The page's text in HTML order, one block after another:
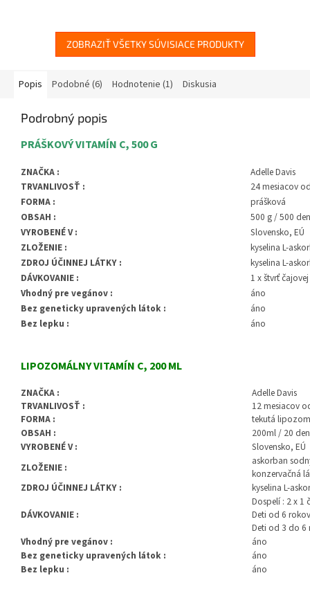
ZOBRAZIŤ VŠETKY SÚVISIACE PRODUKTY
Popis Podobné (6) Hodnotenie (1) Diskusia
Podrobný popis
PRÁŠKOVÝ VITAMÍN C, 500 G
ZNAČKA :
Adelle Davis
TRVANLIVOSŤ :
24 mesiacov
FORMA :
prášková
OBSAH :
500 g / 500
VYROBENÉ V :
Slovensko, EÚ
ZLOŽENIE :
kyselina L-
ZDROJ ÚČINNEJ LÁTKY :
kyselina L-
DÁVKOVANIE :
1 x štvrť
Vhodný pre vegánov :
áno
Bez geneticky upravených látok :
áno
Bez lepku :
áno
LIPOZOMÁLNY VITAMÍN C, 200 ML
ZNAČKA :
Adelle Davis
TRVANLIVOSŤ :
12 mesiacov
FORMA :
tekutá
OBSAH :
200ml / 20
VYROBENÉ V :
Slovensko, EÚ
ZLOŽENIE :
askorban
konzervačná
ZDROJ ÚČINNEJ LÁTKY :
kyselina L-
DÁVKOVANIE :
Dospelí : 2 x 1
Deti od 6
Deti od 3 do 6
Vhodný pre vegánov :
áno
Bez geneticky upravených látok :
áno
Bez lepku :
áno